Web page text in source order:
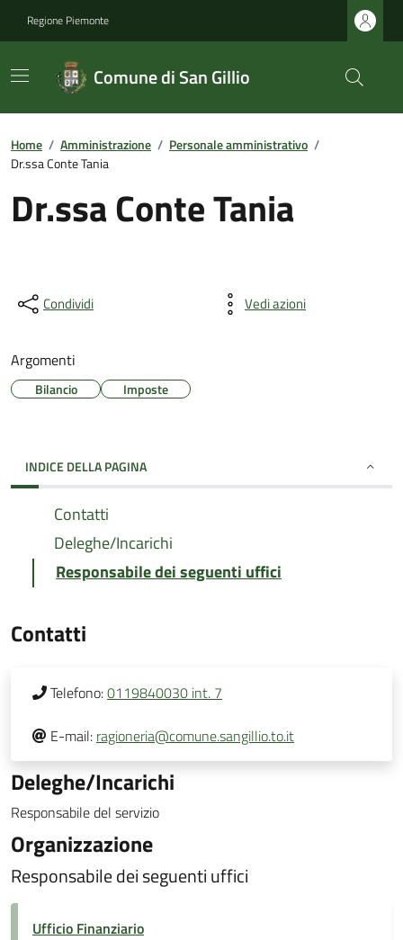
Regione Piemonte
Comune di San Gillio
Home / Amministrazione / Personale amministrativo /
Dr.ssa Conte Tania
Dr.ssa Conte Tania
Condividi Vedi azioni
Argomenti
Bilancio Imposte
INDICE DELLA PAGINA
Contatti
Deleghe/Incarichi
Responsabile dei seguenti uffici
Contatti
Telefono:0119840030 int. 7
E-mail: ragioneria@comune.sangillio.to.it
Deleghe/Incarichi
Responsabile del servizio
Organizzazione
Responsabile dei seguenti uffici
Ufficio Finanziario